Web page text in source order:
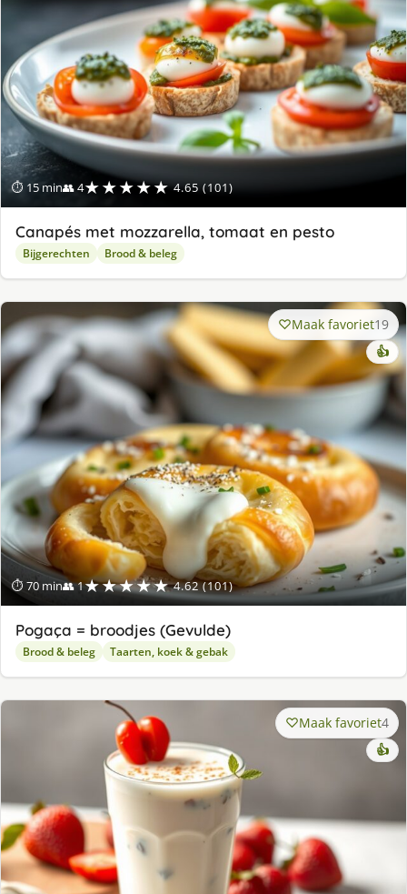
⏱ 15 min👥 4★★★★★ 4.65 (101)
Canapés met mozzarella, tomaat en pesto
Bijgerechten Brood & beleg
⏱ 70 min👥 1★★★★★ 4.62 (101)
Maak favoriet19
👍
Pogaça = broodjes (Gevulde)
Brood & beleg Taarten, koek & gebak
Maak favoriet4
👍